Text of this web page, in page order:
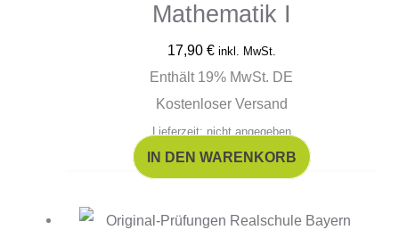
Mathematik I
17,90 € inkl. MwSt.
Enthält 19% MwSt. DE
Kostenloser Versand
Lieferzeit: nicht angegeben
IN DEN WARENKORB